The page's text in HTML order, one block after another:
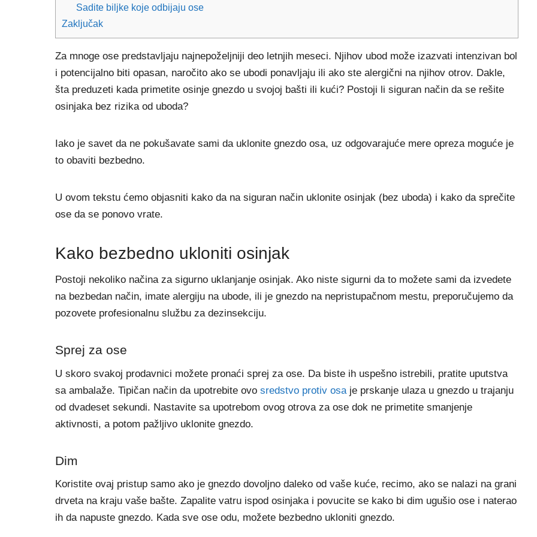
Sadite biljke koje odbijaju ose
Zaključak
Za mnoge ose predstavljaju najnepoželjniji deo letnjih meseci. Njihov ubod može izazvati intenzivan bol
i potencijalno biti opasan, naročito ako se ubodi ponavljaju ili ako ste alergični na njihov otrov. Dakle,
šta preduzeti kada primetite osinje gnezdo u svojoj bašti ili kući? Postoji li siguran način da se rešite
osinjaka bez rizika od uboda?
Iako je savet da ne pokušavate sami da uklonite gnezdo osa, uz odgovarajuće mere opreza moguće je
to obaviti bezbedno.
U ovom tekstu ćemo objasniti kako da na siguran način uklonite osinjak (bez uboda) i kako da sprečite
ose da se ponovo vrate.
Kako bezbedno ukloniti osinjak
Postoji nekoliko načina za sigurno uklanjanje osinjak. Ako niste sigurni da to možete sami da izvedete
na bezbedan način, imate alergiju na ubode, ili je gnezdo na nepristupačnom mestu, preporučujemo da
pozovete profesionalnu službu za dezinsekciju.
Sprej za ose
U skoro svakoj prodavnici možete pronaći sprej za ose. Da biste ih uspešno istrebili, pratite uputstva
sa ambalaže. Tipičan način da upotrebite ovo sredstvo protiv osa je prskanje ulaza u gnezdo u trajanju
od dvadeset sekundi. Nastavite sa upotrebom ovog otrova za ose dok ne primetite smanjenje
aktivnosti, a potom pažljivo uklonite gnezdo.
Dim
Koristite ovaj pristup samo ako je gnezdo dovoljno daleko od vaše kuće, recimo, ako se nalazi na grani
drveta na kraju vaše bašte. Zapalite vatru ispod osinjaka i povucite se kako bi dim ugušio ose i naterao
ih da napuste gnezdo. Kada sve ose odu, možete bezbedno ukloniti gnezdo.